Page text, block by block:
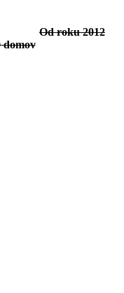
Od roku 2012
domov